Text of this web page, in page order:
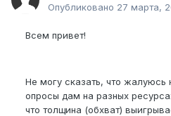
Опубликовано 27 марта,
Всем привет!
Не могу сказать, что жалуюсь
опросы дам на разных
что толщина (обхват)